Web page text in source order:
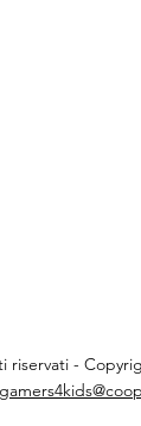
riservati -